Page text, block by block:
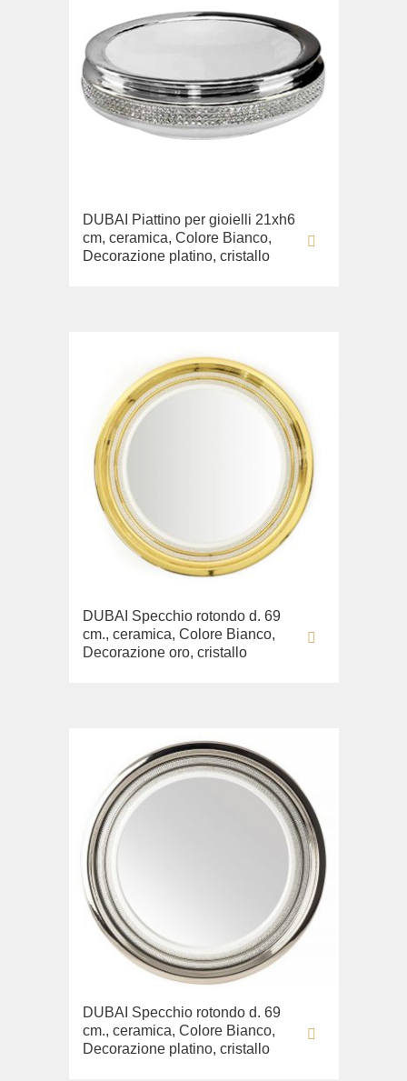
DUBAI Piattino per gioielli 21xh6
cm, ceramica, Colore Bianco,
Decorazione platino, cristallo
DUBAI Specchio rotondo d. 69
cm., ceramica, Colore Bianco,
Decorazione oro, cristallo
DUBAI Specchio rotondo d. 69
cm., ceramica, Colore Bianco,
Decorazione platino, cristallo